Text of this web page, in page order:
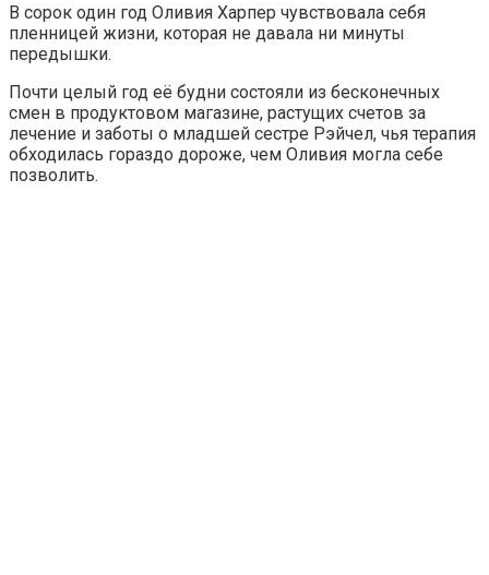
В сорок один год Оливия Харпер чувствовала себя
пленницей жизни, которая не давала ни минуты
передышки.
Почти целый год её будни состояли из бесконечных
смен в продуктовом магазине, растущих счетов за
лечение и заботы о младшей сестре Рэйчел, чья терапия
обходилась гораздо дороже, чем Оливия могла себе
позволить.